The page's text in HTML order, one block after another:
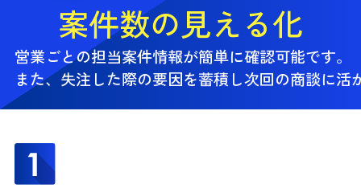
案件数の見える化
営業ごとの担当案件情報が簡単に確認可能です。
また、失注した際の要因を蓄積し次回の商談に活